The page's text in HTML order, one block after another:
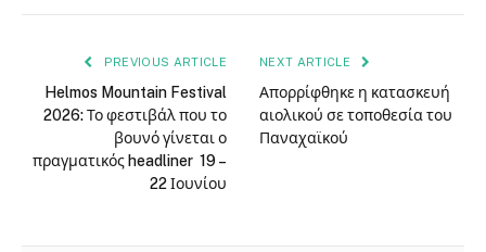
PREVIOUS ARTICLE
Helmos Mountain Festival
2026: Το φεστιβάλ που το
βουνό γίνεται ο
πραγματικός headliner ​ 19 –
22 Ιουνίου
NEXT ARTICLE
Απορρίφθηκε η κατασκευή
αιολικού σε τοποθεσία του
Παναχαϊκού